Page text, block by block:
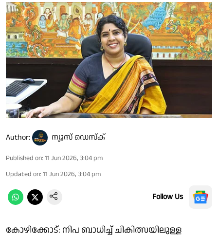
Author: ന്യൂസ് ഡെസ്ക്
Published on: 11 Jun 2026, 3:04 pm
Updated on: 11 Jun 2026, 3:04 pm
Follow Us
കോഴിക്കോട്: നിപ ബാധിച്ച് ചികിത്സയിലുള്ള